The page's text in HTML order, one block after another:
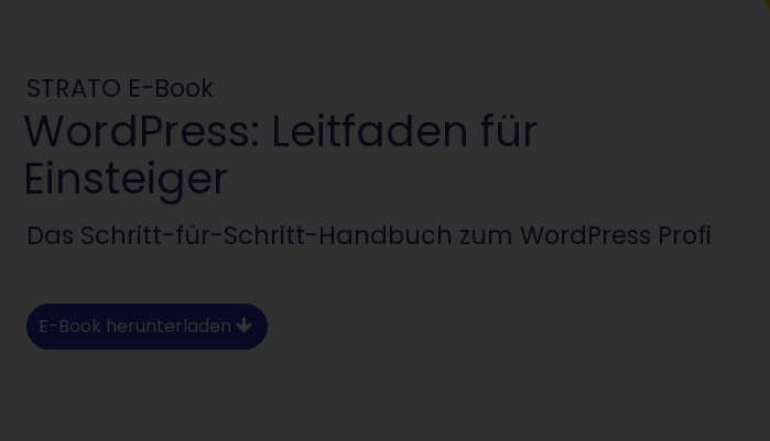
STRATO E-Book
WordPress: Leitfaden für
Einsteiger
Das Schritt-für-Schritt-Handbuch zum WordPress Profi
E-Book herunterladen